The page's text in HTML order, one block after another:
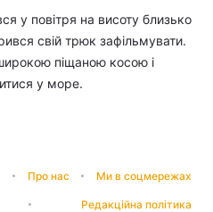
у повітря на висоту близько
свій трюк зафільмувати.
піщаною косою і
у море.
Про нас Ми в соцмережах
Редакційна політика